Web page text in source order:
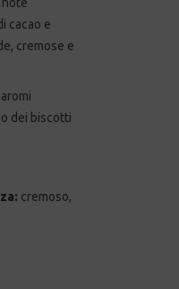
cacao e
cremose e
dei biscotti
cremoso,